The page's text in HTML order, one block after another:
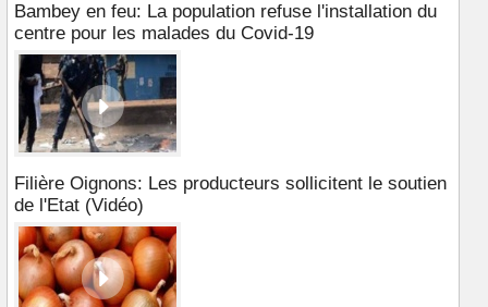
Bambey en feu: La population refuse l'installation du
centre pour les malades du Covid-19
Filière Oignons: Les producteurs sollicitent le soutien
de l'Etat (Vidéo)